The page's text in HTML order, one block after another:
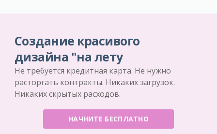
Создание красивого
дизайна "на лету
Не требуется кредитная карта. Не нужно
расторгать контракты. Никаких загрузок.
Никаких скрытых расходов.
НАЧНИТЕ БЕСПЛАТНО